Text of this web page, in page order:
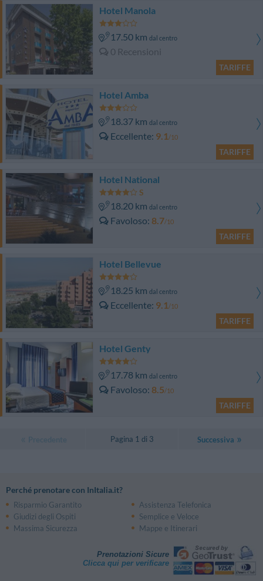
Hotel Manola
17.50 km dal centro
0 Recensioni
TARIFFE
Hotel Amba
18.37 km dal centro
Eccellente 9.1/10
TARIFFE
Hotel National
18.20 km dal centro
Favoloso 8.7/10
TARIFFE
Hotel Bellevue
18.25 km dal centro
Eccellente 9.1/10
TARIFFE
Hotel Genty
17.78 km dal centro
Favoloso 8.5/10
TARIFFE
Pagina 1 di 3 Successiva
Perché prenotare con InItalia.it?
Risparmio Garantito
Assistenza Telefonica
Giudizi degli Ospiti
Semplice e Veloce
Massima Sicurezza
Mappe e Itinerari
Prenotazioni Sicure
Clicca qui per verificare